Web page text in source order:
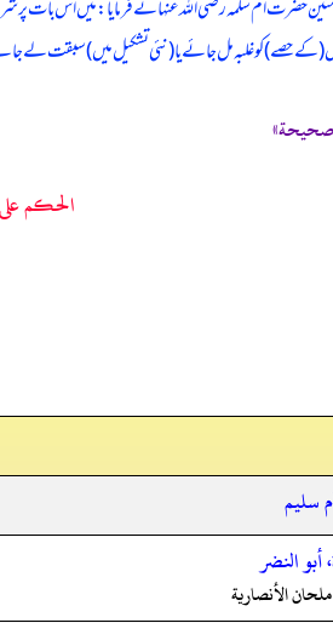
حضرت ام سلمہ رضی اللہ عنہا نے فرمایا: میں اس بات پر
(کے حصے) کو غلبہ مل جائے یا (نئی تشکیل میں) سبقت لے
الحكم
سليم
النضر
الأنصارية